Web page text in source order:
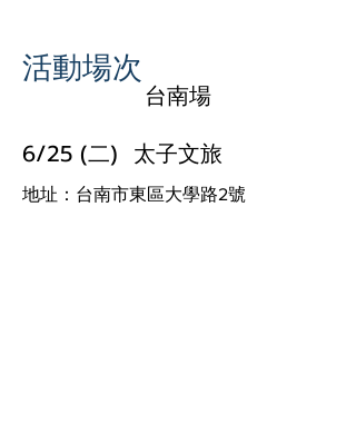
活動場次
台南場
6/25 (二) 太子文旅
地址：台南市東區大學路2號